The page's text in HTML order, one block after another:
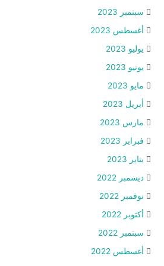
سبتمبر 2023
أغسطس 2023
يوليو 2023
يونيو 2023
مايو 2023
أبريل 2023
مارس 2023
فبراير 2023
يناير 2023
ديسمبر 2022
نوفمبر 2022
أكتوبر 2022
سبتمبر 2022
أغسطس 2022